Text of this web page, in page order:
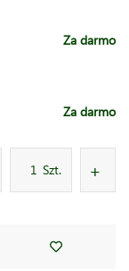
Za darmo
Za darmo
Szt.